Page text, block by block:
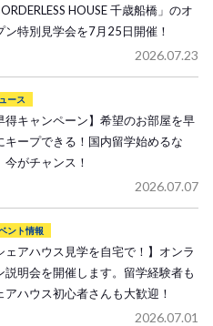
HOUSE 千歳船橋」のオ
ン特別見学会を7月25日開催！
2026.07.23
ース
得キャンペーン】希望のお部屋を早
キープできる！国内留学始めるな
今がチャンス！
2026.07.07
ント情報
ェアハウス見学を自宅で！】オンラ
説明会を開催します。留学経験者も
アハウス初心者さんも大歓迎！
2026.07.01